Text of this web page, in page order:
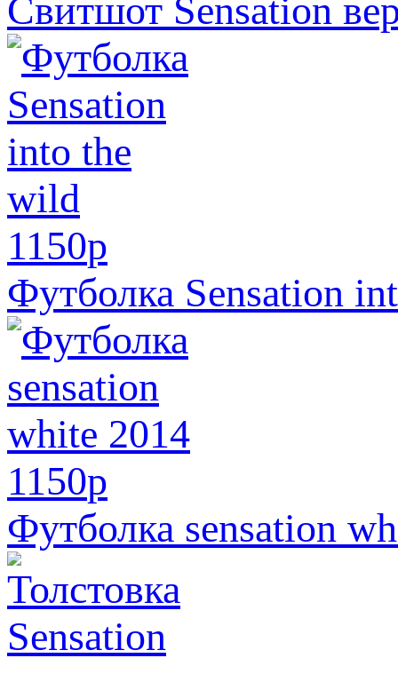
Свитшот Sensation
1150p
Футболка Sensation
1150p
Футболка sensation